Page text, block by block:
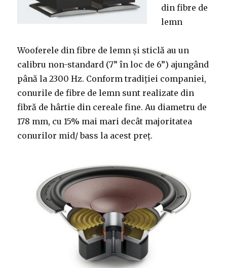
din fibre de
lemn
Wooferele din fibre de lemn și sticlă au un
calibru non-standard (7” în loc de 6”) ajungând
până la 2300 Hz. Conform tradiției companiei,
conurile de fibre de lemn sunt realizate din
fibră de hârtie din cereale fine. Au diametru de
178 mm, cu 15% mai mari decât majoritatea
conurilor mid/ bass la acest preț.